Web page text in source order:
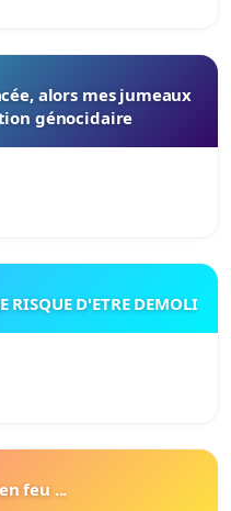
alors mes jumeaux
génocidaire
RISQUE D'ETRE DEMOLI
feu ...